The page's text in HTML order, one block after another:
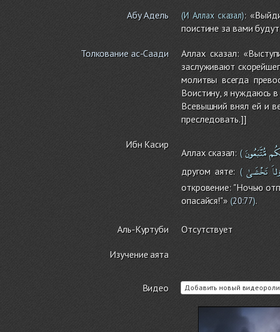
Абу Адель (И Аллах сказал):
поистине за вами будут
Толкование ас-Саади
Аллах сказал:
заслуживают
молитвы всегда
Воистину, я нуждаюсь
Всевышний внял ей и
преследовать.]]
Ибн Касир
Аллах сказал: ( مُّتَّبَعُونَ
другом аяте: ( تَخْشَىٰ
откровение: "Ночью
опасайся!"»(20:77).
Аль-Куртуби Отсутствует
Изучение аята
Видео Добавить новый